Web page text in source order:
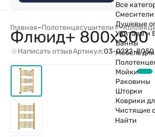
Все
Смесители
Душевые
Унитазы и
Ванны
Мебель
Мойки
Раковины
Шторки
Коврики
Чистящие
Найти
Главная–Полотенцесушители –
Флюид+ 800х500
Написать отзывАртикул:03-0222-8050